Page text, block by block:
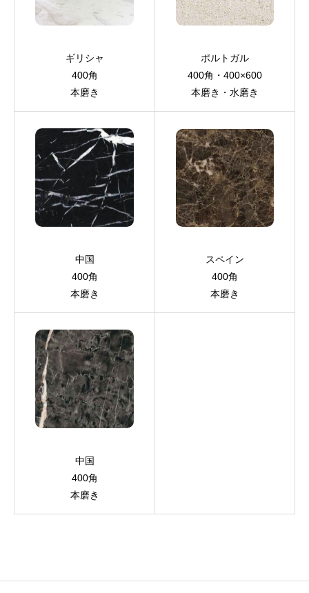
ギリシャ
400角
本磨き
ポルトガル
400角・400×600
本磨き・水磨き
中国
400角
本磨き
スペイン
400角
本磨き
中国
400角
本磨き